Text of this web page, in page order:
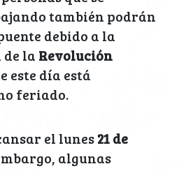
también podrán
debido a la
la Revolución
este día está
feriado.
el lunes21 de
algunas